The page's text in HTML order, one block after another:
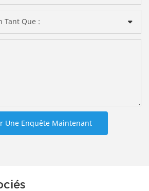
Tant Que :
Une Enquête Maintenant